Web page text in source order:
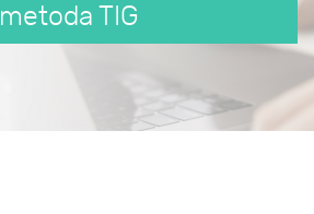
metoda TIG